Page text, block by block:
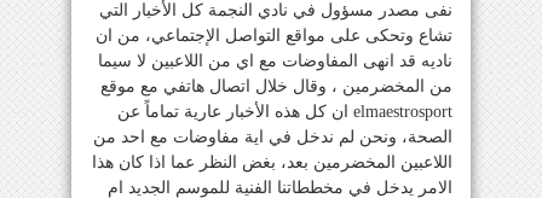
نفى مصدر مسؤول في نادي النجمة كل الأخبار التي
تشاع وتحكى على مواقع التواصل الإجتماعي، من ان
ناديه قد انهى المفاوضات مع اي من اللاعبين لا سيما
من المخضرمين ، وقال خلال اتصال هاتفي مع موقع
elmaestrosport ان كل هذه الأخبار عارية تماماً عن
الصحة، ونحن لم ندخل في اية مفاوضات مع احد من
اللاعبين المخضرمين بعد، بغض النظر عما اذا كان هذا
الامر يدخل في مخططاتنا الفنية للموسم الجديد ام